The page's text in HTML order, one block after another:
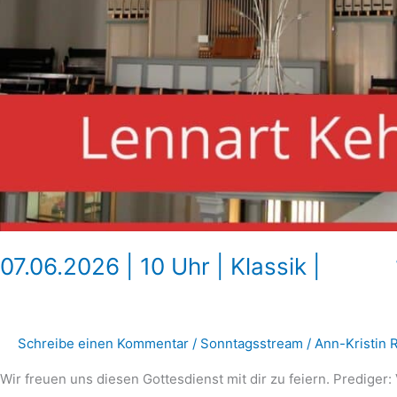
07.06.2026 | 10 Uhr | Klassik |
Schreibe einen Kommentar / Sonntagsstream / Ann-Kristin
Wir freuen uns diesen Gottesdienst mit dir zu feiern. Prediger: